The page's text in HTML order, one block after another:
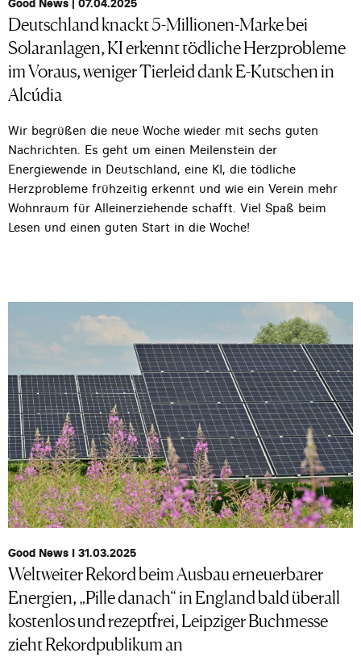
Good News | 07.04.2025
Deutschland knackt 5-Millionen-Marke bei
Solaranlagen, KI erkennt tödliche Herzprobleme
im Voraus, weniger Tierleid dank E-Kutschen in
Alcúdia
Wir begrüßen die neue Woche wieder mit sechs guten
Nachrichten. Es geht um einen Meilenstein der
Energiewende in Deutschland, eine KI, die tödliche
Herzprobleme frühzeitig erkennt und wie ein Verein mehr
Wohnraum für Alleinerziehende schafft. Viel Spaß beim
Lesen und einen guten Start in die Woche!
Good News I 31.03.2025
Weltweiter Rekord beim Ausbau erneuerbarer
Energien, „Pille danach“ in England bald überall
kostenlos und rezeptfrei, Leipziger Buchmesse
zieht Rekordpublikum an